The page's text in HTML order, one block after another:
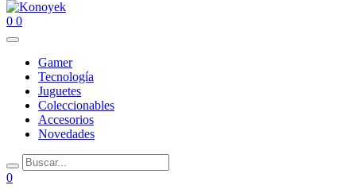
0 0
Gamer
Tecnología
Juguetes
Coleccionables
Accesorios
Novedades
0